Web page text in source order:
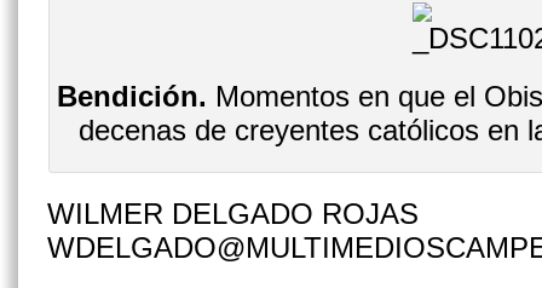
Bendición. Momentos en que el
decenas de creyentes católicos en
WILMER DELGADO ROJAS